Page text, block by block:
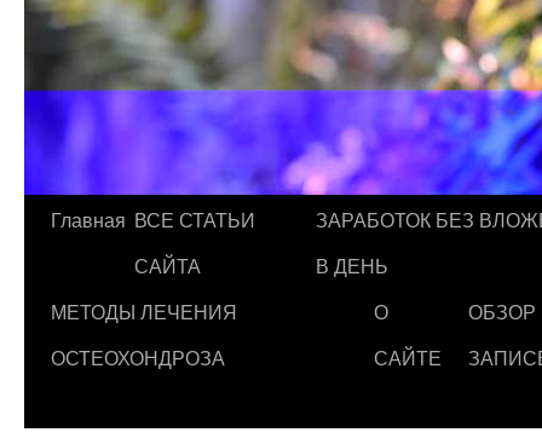
Главная ВСЕ СТАТЬИ
САЙТА
ЗАРАБОТОК БЕЗ
В ДЕНЬ
МЕТОДЫ ЛЕЧЕНИЯ
ОСТЕОХОНДРОЗА
О
САЙТЕ
ОБЗОР